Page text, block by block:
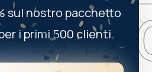
sul nostro pacchetto
i primi 500 clienti.